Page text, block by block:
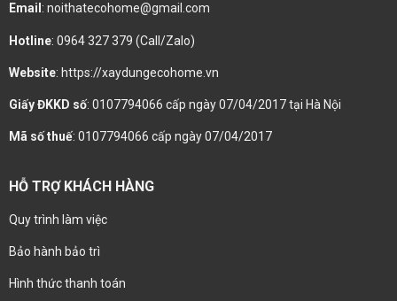
Email : noithatecohome@gmail.com
Hotline: 0964 327 379 (Call/Zalo)
Website: https://xaydungecohome.vn
Giấy ĐKKD số: 0107794066 cấp ngày 07/04/2017 tại Hà Nội
Mã số thuế: 0107794066 cấp ngày 07/04/2017
HỖ TRỢ KHÁCH HÀNG
Quy trình làm việc
Bảo hành bảo trì
Hình thức thanh toán